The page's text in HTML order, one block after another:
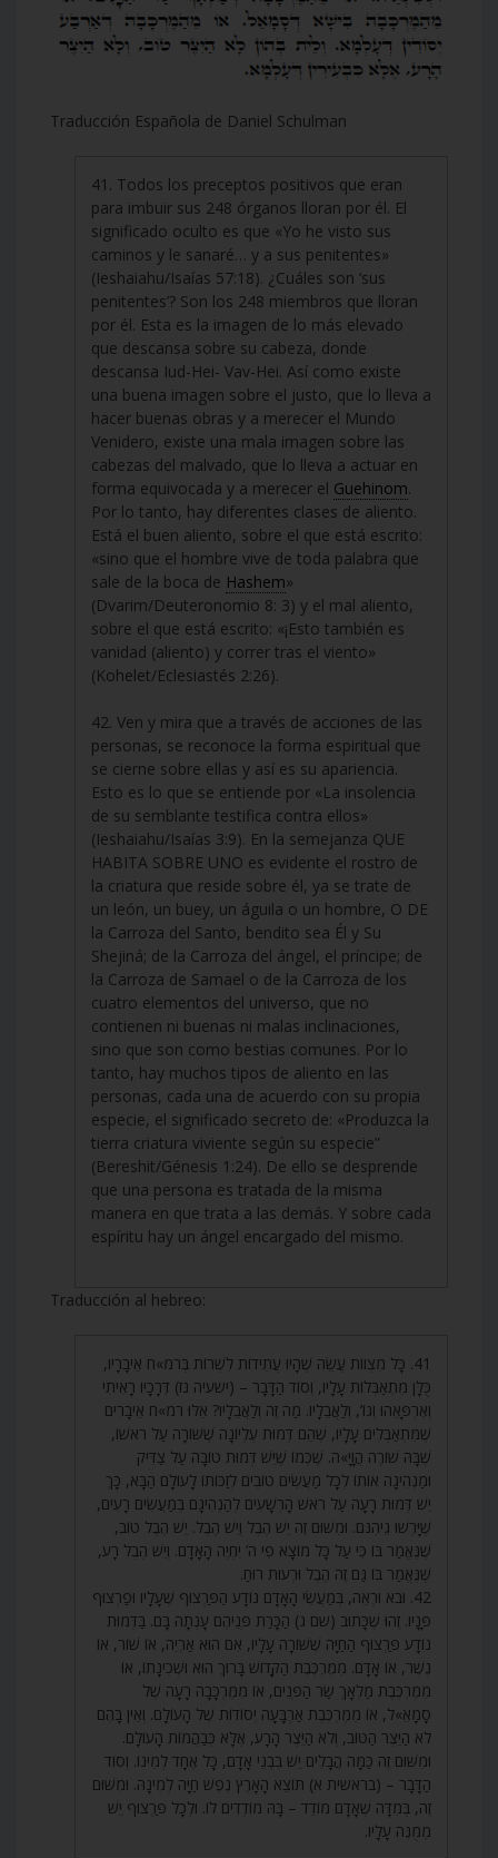
Traducción Española de Daniel Schulman
41. Todos los preceptos positivos que eran
para imbuir sus 248 órganos lloran por él. El
significado oculto es que «Yo he visto sus
caminos y le sanaré… y a sus penitentes»
(Ieshaiahu/Isaías 57:18). ¿Cuáles son ‘sus
penitentes’? Son los 248 miembros que lloran
por él. Esta es la imagen de lo más elevado
que descansa sobre su cabeza, donde
descansa Iud-Hei- Vav-Hei. Así como existe
una buena imagen sobre el justo, que lo lleva a
hacer buenas obras y a merecer el Mundo
Venidero, existe una mala imagen sobre las
cabezas del malvado, que lo lleva a actuar en
forma equivocada y a merecer el Guehinom.
Por lo tanto, hay diferentes clases de aliento.
Está el buen aliento, sobre el que está escrito:
«sino que el hombre vive de toda palabra que
sale de la boca de Hashem»
(Dvarim/Deuteronomio 8: 3) y el mal aliento,
sobre el que está escrito: «¡Esto también es
vanidad (aliento) y correr tras el viento»
(Kohelet/Eclesiastés 2:26).
42. Ven y mira que a través de acciones de las
personas, se reconoce la forma espiritual que
se cierne sobre ellas y así es su apariencia.
Esto es lo que se entiende por «La insolencia
de su semblante testifica contra ellos»
(Ieshaiahu/Isaías 3:9). En la semejanza QUE
HABITA SOBRE UNO es evidente el rostro de
la criatura que reside sobre él, ya se trate de
un león, un buey, un águila o un hombre, O DE
la Carroza del Santo, bendito sea Él y Su
Shejiná; de la Carroza del ángel, el príncipe; de
la Carroza de Samael o de la Carroza de los
cuatro elementos del universo, que no
contienen ni buenas ni malas inclinaciones,
sino que son como bestias comunes. Por lo
tanto, hay muchos tipos de aliento en las
personas, cada una de acuerdo con su propia
especie, el significado secreto de: «Produzca la
tierra criatura viviente según su especie”
(Bereshit/Génesis 1:24). De ello se desprende
que una persona es tratada de la misma
manera en que trata a las demás. Y sobre cada
espíritu hay un ángel encargado del mismo.
Traducción al hebreo:
41. כָּל מִצְווֹת עֲשֵׂה שֶׁהָיוּ עֲתִידוֹת לִשְׁרוֹת בְּרמ»ח אֵיבָרָיו,
כֻּלָּן מִתְאַבְּלוֹת עָלָיו, וְסוֹד הַדָּבָר – (ישעיה נז) דְּרָכָיו רָאִיתִי
וְאֶרְפָּאֵהוּ וְגוֹ’, וְלַאֲבֵלָיו. מַה זֶּה וְלַאֲבֵלָיו? אֵלּוּ רמ»ח אֵיבָרִים
שֶׁמִּתְאַבְּלִים עָלָיו, שֶׁהֵם דְּמוּת עֶלְיוֹנָה שֶׁשּׁוֹרָה עַל רֹאשׁוֹ,
שֶׁבָּהּ שׁוֹרֶה הֲוָיָ»ה. שֶׁכְּמוֹ שֶׁיֵּשׁ דְּמוּת טוֹבָה עַל צַדִּיק
וּמַנְהִיגָה אוֹתוֹ לְכָל מַעֲשִׂים טוֹבִים לְזַכּוֹתוֹ לָעוֹלָם הַבָּא, כָּךְ
יֵשׁ דְּמוּת רָעָה עַל רֹאשׁ הָרְשָׁעִים לְהַנְהִיגָם בְּמַעֲשִׂים רָעִים,
שֶׁיָּרְשׁוּ גֵיהִנֹּם. וּמִשּׁוּם זֶה יֵשׁ הֶבֶל וְיֵשׁ הֶבֶל. יֵשׁ הֶבֶל טוֹב,
שֶׁנֶּאֱמַר בּוֹ כִּי עַל כָּל מוֹצָא פִי ה’ יִחְיֶה הָאָדָם. וְיֵשׁ הֶבֶל רָע,
שֶׁנֶּאֱמַר בּוֹ גַּם זֶה הֶבֶל וּרְעוּת רוּחַ.
42. וּבֹא וּרְאֵה, בְּמַעֲשֵׂי הָאָדָם נוֹדָע הַפַּרְצוּף שֶׁעָלָיו וּפַרְצוּף
פָּנָיו. זֶהוּ שֶׁכָּתוּב (שם ג) הַכָּרַת פְּנֵיהֶם עָנְתָה בָּם. בַּדְּמוּת
נוֹדָע פַּרְצוּף הַחַיָּה שֶׁשּׁוֹרָה עָלָיו, אִם הוּא אַרְיֵה, אוֹ שׁוֹר, אוֹ
נֶשֶׁר, אוֹ אָדָם. מִמֶּרְכֶּבֶת הַקָּדוֹשׁ בָּרוּךְ הוּא וּשְׁכִינָתוֹ, אוֹ
מִמֶּרְכֶּבֶת מַלְאָךְ שַׂר הַפְּנִים, אוֹ מִמֶּרְכָּבָה רָעָה שֶׁל
סָמָאֵ»ל, אוֹ מִמֶּרְכֶּבֶת אַרְבָּעָה יְסוֹדוֹת שֶׁל הָעוֹלָם. וְאֵין בָּהֶם
לֹא הַיֵּצֶר הַטּוֹב, וְלֹא הַיֵּצֶר הָרָע, אֶלָּא כְּבַהֲמוֹת הָעוֹלָם.
וּמִשּׁוּם זֶה כַּמָּה הֲבָלִים יֵשׁ בִּבְנֵי אָדָם, כָּל אֶחָד לְמִינוֹ. וְסוֹד
הַדָּבָר – (בראשית א) תּוֹצֵא הָאָרֶץ נֶפֶשׁ חַיָּה לְמִינָהּ. וּמִשּׁוּם
זֶה, בְּמִדָּה שֶׁאָדָם מוֹדֵד – בָּהּ מוֹדְדִים לוֹ. וּלְכָל פַּרְצוּף יֵשׁ
מְמֻנֶּה עָלָיו.